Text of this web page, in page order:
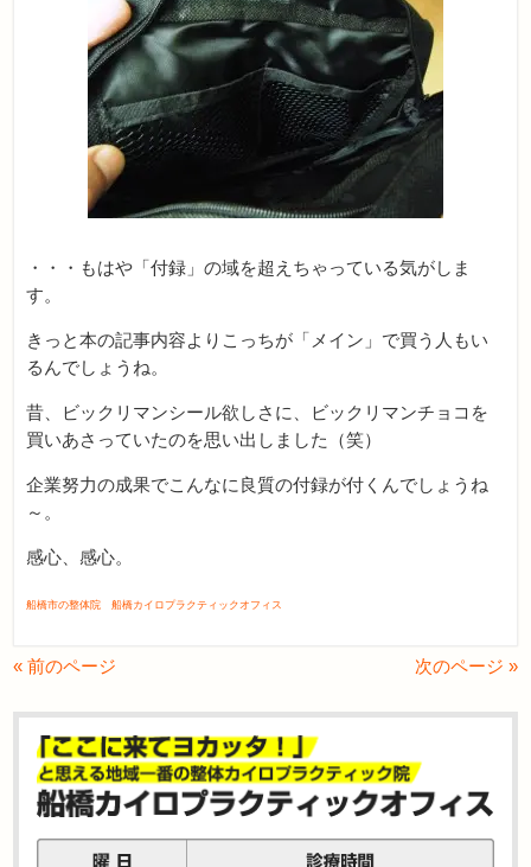
・・・もはや「付録」の域を超えちゃっている気がしま
す。
きっと本の記事内容よりこっちが「メイン」で買う人もい
るんでしょうね。
昔、ビックリマンシール欲しさに、ビックリマンチョコを
買いあさっていたのを思い出しました（笑）
企業努力の成果でこんなに良質の付録が付くんでしょうね
～。
感心、感心。
船橋市の整体院 船橋カイロプラクティックオフィス
« 前のページ 次のページ »